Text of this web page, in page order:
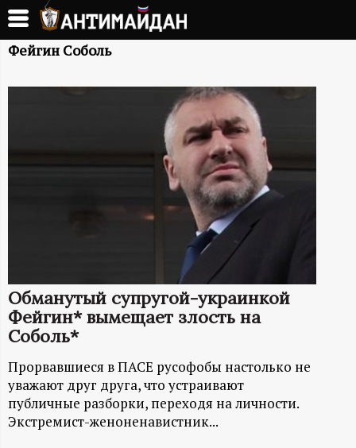
Перейти
основному
А
Н
И
Й
Д
А
Н
-
Фейгин Соболь
Обманутый супругой-украинкой
Фейгин* вымещает злость на
Соболь*
Прорвавшиеся в ПАСЕ русофобы настолько не
уважают друг друга, что устраивают
публичные разборки, переходя на личности.
Экстремист-женоненавистник...